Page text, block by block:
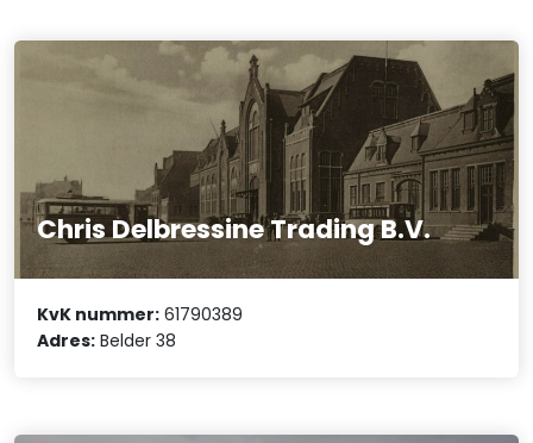
Chris Delbressine Trading B.V.
KvK nummer: 61790389
Adres: Belder 38